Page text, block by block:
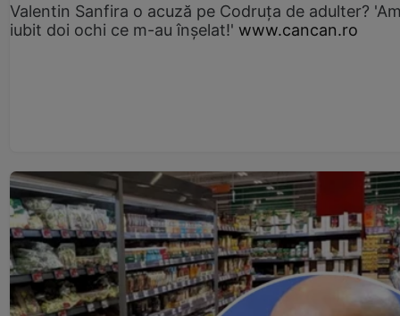
Valentin Sanfira o acuză pe Codruța de adulter?
iubit doi ochi ce m-au înșelat!' www.cancan.ro